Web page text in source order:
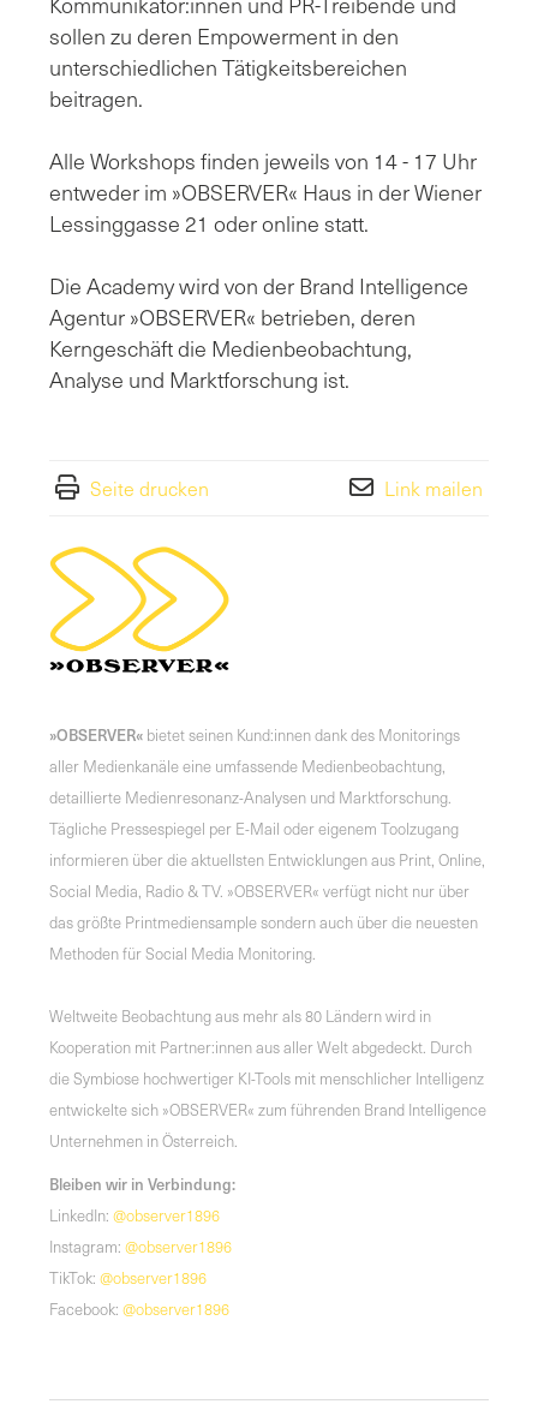
sollen zu deren Empowerment in den
unterschiedlichen Tätigkeitsbereichen
beitragen.
Alle Workshops finden jeweils von 14 - 17 Uhr
entweder im »OBSERVER« Haus in der Wiener
Lessinggasse 21 oder online statt.
Die Academy wird von der Brand Intelligence
Agentur »OBSERVER« betrieben, deren
Kerngeschäft die Medienbeobachtung,
Analyse und Marktforschung ist.
Seite drucken Link mailen
»OBSERVER« bietet seinen Kund:innen dank des Monitorings
aller Medienkanäle eine umfassende Medienbeobachtung,
detaillierte Medienresonanz-Analysen und Marktforschung.
Tägliche Pressespiegel per E-Mail oder eigenem Toolzugang
informieren über die aktuellsten Entwicklungen aus Print, Online,
Social Media, Radio & TV. »OBSERVER« verfügt nicht nur über
das größte Printmediensample sondern auch über die neuesten
Methoden für Social Media Monitoring.
Weltweite Beobachtung aus mehr als 80 Ländern wird in
Kooperation mit Partner:innen aus aller Welt abgedeckt. Durch
die Symbiose hochwertiger KI-Tools mit menschlicher Intelligenz
entwickelte sich »OBSERVER« zum führenden Brand Intelligence
Unternehmen in Österreich.
Bleiben wir in Verbindung:
LinkedIn: @observer1896
Instagram: @observer1896
TikTok: @observer1896
Facebook: @observer1896